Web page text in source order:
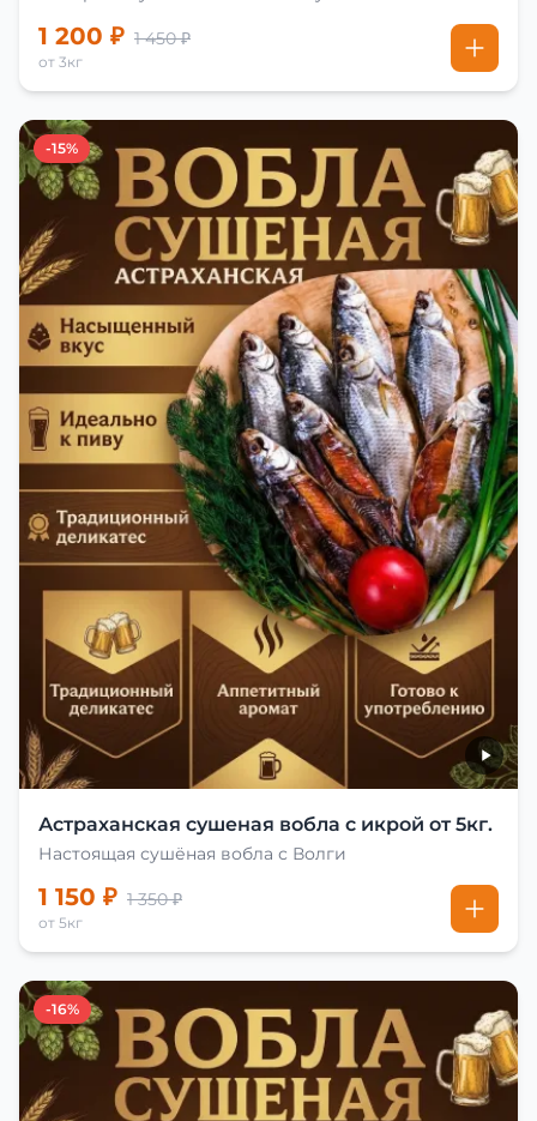
1 200 ₽ 1 450 ₽
от 3кг
-15%
Астраханская сушеная вобла с икрой от 5кг.
Настоящая сушёная вобла с Волги
1 150 ₽ 1 350 ₽
от 5кг
-16%